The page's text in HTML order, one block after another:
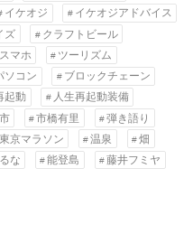
イケオジ
イケオジアドバイス
ズ
クラフトビール
スマホ
ツーリズム
ソコン
ブロックチェーン
起動
人生再起動装備
市橋有里
弾き語り
東京マラソン 温泉
畑
な 能登島
藤井フミヤ